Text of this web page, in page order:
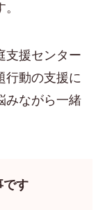
支援センター
行動の支援に
みながら一緒
です